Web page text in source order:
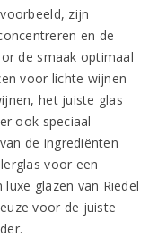
zijn
en de
de smaak optimaal
voor lichte wijnen
het juiste glas
ook speciaal
de ingrediënten
voor een
glazen van Riedel
voor de juiste